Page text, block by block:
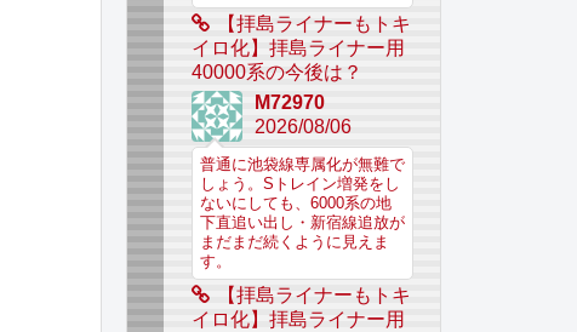
【拝島ライナーもトキ
イロ化】拝島ライナー用
40000系の今後は？
M72970
2026/08/06
普通に池袋線専属化が無難で
しょう。Sトレイン増発をし
ないにしても、6000系の地
下直追い出し・新宿線追放が
まだまだ続くように見えま
す。
【拝島ライナーもトキ
イロ化】拝島ライナー用